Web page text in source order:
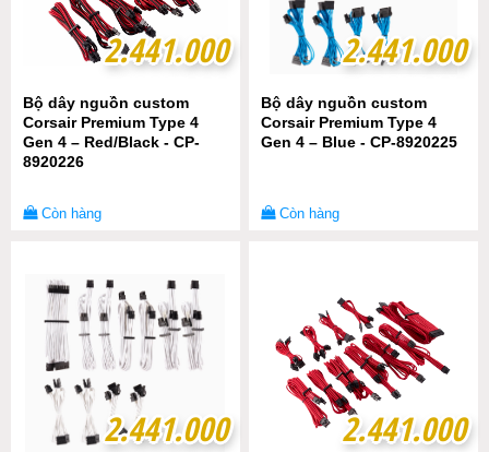
2.441.000
2.441.000
Bộ dây nguồn custom
Corsair Premium Type 4
Gen 4 – Red/Black - CP-
8920226
Còn hàng
2.441.000
2.441.000
Bộ dây nguồn custom
Corsair Premium Type 4
Gen 4 – Blue - CP-8920225
Còn hàng
2.441.000
2.441.000 2.441.000
2.441.000